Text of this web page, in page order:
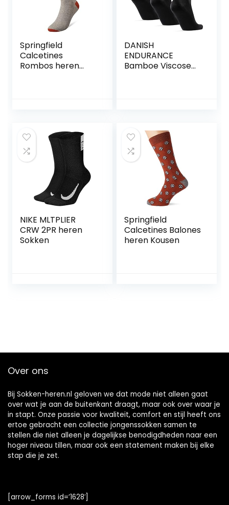
Springfield
Calcetines
Rombos heren
DANISH
ENDURANCE
Bamboe Viscose
NIKE MLTPLIER
CRW 2PR heren
Sokken
Springfield
Calcetines Balones
heren Kousen
Over ons
Bij Sokken-heren.nl geloven we dat mode niet alleen gaat
over wat je aan de buitenkant draagt, maar ook over waar je
in stapt. Onze passie voor kwaliteit, comfort en stijl heeft ons
ertoe gebracht een collectie jongenssokken samen te
stellen die niet alleen je dagelijkse benodigdheden naar een
hoger niveau tillen, maar ook een statement maken bij elke
stap die je zet.
[arrow_forms id=’1628′]